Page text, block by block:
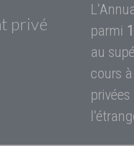
privé
parmi
au
cours